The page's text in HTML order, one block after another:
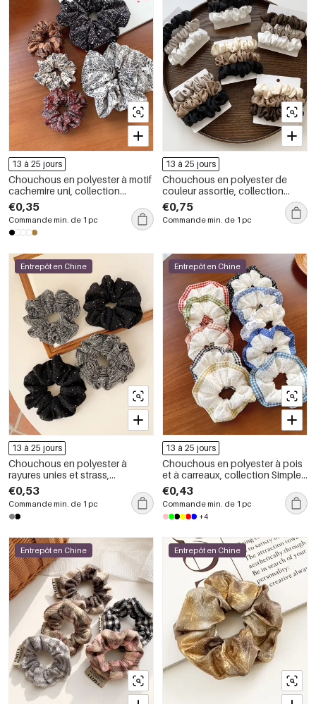
13 à 25 jours
Chouchous en polyester à motif
cachemire uni, collection
ethnique décontractée
€0,35
Commande min. de 1 pc
13 à 25 jours
Chouchous en polyester de
couleur assortie, collection
Simple Series Daily
€0,75
Commande min. de 1 pc
Entrepôt en Chine
13 à 25 jours
Chouchous en polyester à
rayures unies et strass,
collection Simple Series,
élégants
€0,53
Commande min. de 1 pc
Entrepôt en Chine
13 à 25 jours
Chouchous en polyester à pois
et à carreaux, collection Simple
Series Sweet Flower
€0,43
Commande min. de 1 pc
+4
Entrepôt en Chine Entrepôt en Chine